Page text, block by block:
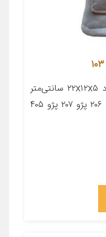
معرفی محصول جزئیات محصول ابعاد ۲۲x۱۲x۵ سانتی‌متر
جنس ویسکوز مناسب برای خودرو پژو ۲۰۶ پژو ۲۰۷ پژو ۴۰۵